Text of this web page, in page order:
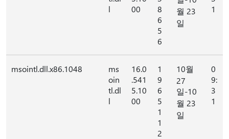
l
00
8
6
5
6
월 23
일
1
msointl.dll.x86.1048
ms
oin
tl.dl
l
16.0
.541
5.10
00
1
9
6
5
1
1
2
10월
27
일-10
월 23
일
0
9:
3
1